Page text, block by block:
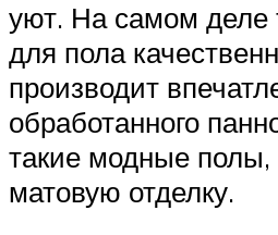
уют. На самом деле
для пола
производит
обработанного
такие модные
матовую отделку.